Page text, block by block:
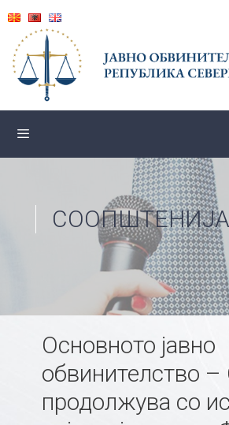
content
СООПШТЕНИЈА
Основното јавно
обвинителство –
продолжува со